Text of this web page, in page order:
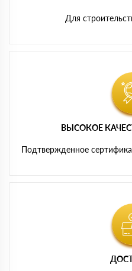
Для
ВЫСОКОЕ
Подтвержденное